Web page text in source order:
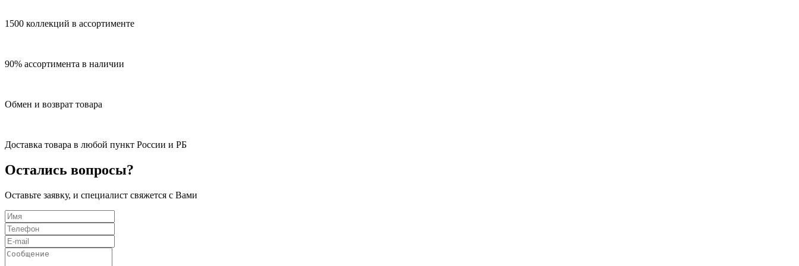
1500 коллекций в ассортименте
90% ассортимента в наличии
Обмен и возврат товара
Доставка товара в любой пункт России и РБ
Остались вопросы?
Оставьте заявку, и специалист свяжется с Вами